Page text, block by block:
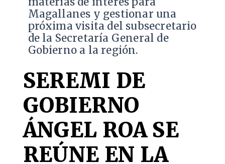
Magallanes y gestionar una
próxima visita del subsecretario
de la Secretaría General de
Gobierno a la región.
SEREMI DE
GOBIERNO
ÁNGEL ROA SE
REÚNE EN LA